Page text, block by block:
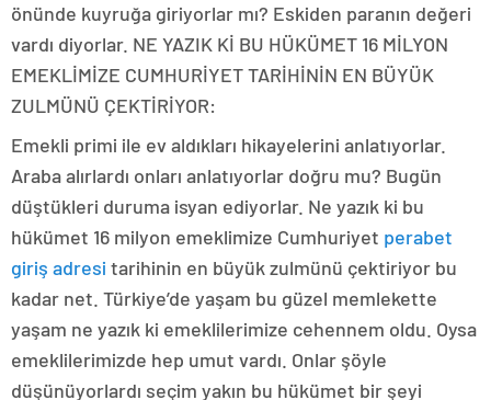
önünde kuyruğa giriyorlar mı? Eskiden paranın değeri
vardı diyorlar. NE YAZIK Kİ BU HÜKÜMET 16 MİLYON
EMEKLİMİZE CUMHURİYET TARİHİNİN EN BÜYÜK
ZULMÜNÜ ÇEKTİRİYOR:
Emekli primi ile ev aldıkları hikayelerini anlatıyorlar.
Araba alırlardı onları anlatıyorlar doğru mu? Bugün
düştükleri duruma isyan ediyorlar. Ne yazık ki bu
hükümet 16 milyon emeklimize Cumhuriyet perabet
giriş adresi tarihinin en büyük zulmünü çektiriyor bu
kadar net. Türkiye’de yaşam bu güzel memlekette
yaşam ne yazık ki emeklilerimize cehennem oldu. Oysa
emeklilerimizde hep umut vardı. Onlar şöyle
düşünüyorlardı seçim yakın bu hükümet bir şeyi